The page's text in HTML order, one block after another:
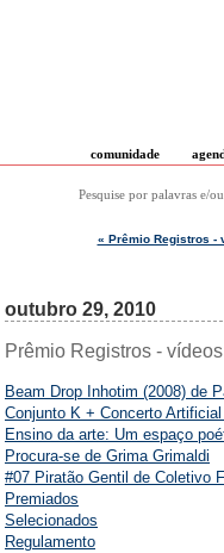
comunidade
Pesquise por palavras e/
« Prêmio Registros -
outubro 29, 2010
Prêmio Registros -
Beam Drop Inhotim (2008) de
Conjunto K + Concerto
Ensino da arte: Um espaço
Procura-se de Grima Grimaldi
#07 Piratão Gentil de Coletivo
Premiados
Selecionados
Regulamento